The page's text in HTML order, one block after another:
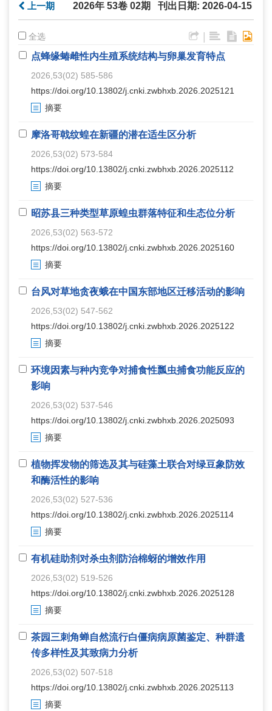
2026年 53卷 02期 刊出日期: 2026-04-15
上一期
全选
点蜂缘蝽雌性内生殖系统结构与卵巢发育特点
2026,53(02) 585-586
https://doi.org/10.13802/j.cnki.zwbhxb.2026.2025121
摘要
摩洛哥戟纹蝗在新疆的潜在适生区分析
2026,53(02) 573-584
https://doi.org/10.13802/j.cnki.zwbhxb.2026.2025112
摘要
昭苏县三种类型草原蝗虫群落特征和生态位分析
2026,53(02) 563-572
https://doi.org/10.13802/j.cnki.zwbhxb.2026.2025160
摘要
台风对草地贪夜蛾在中国东部地区迁移活动的影响
2026,53(02) 547-562
https://doi.org/10.13802/j.cnki.zwbhxb.2026.2025122
摘要
环境因素与种内竞争对捕食性瓢虫捕食功能反应的
影响
2026,53(02) 537-546
https://doi.org/10.13802/j.cnki.zwbhxb.2026.2025093
摘要
植物挥发物的筛选及其与硅藻土联合对绿豆象防效
和酶活性的影响
2026,53(02) 527-536
https://doi.org/10.13802/j.cnki.zwbhxb.2026.2025114
摘要
有机硅助剂对杀虫剂防治棉蚜的增效作用
2026,53(02) 519-526
https://doi.org/10.13802/j.cnki.zwbhxb.2026.2025128
摘要
茶园三刺角蝉自然流行白僵病病原菌鉴定、种群遗
传多样性及其致病力分析
2026,53(02) 507-518
https://doi.org/10.13802/j.cnki.zwbhxb.2026.2025113
摘要